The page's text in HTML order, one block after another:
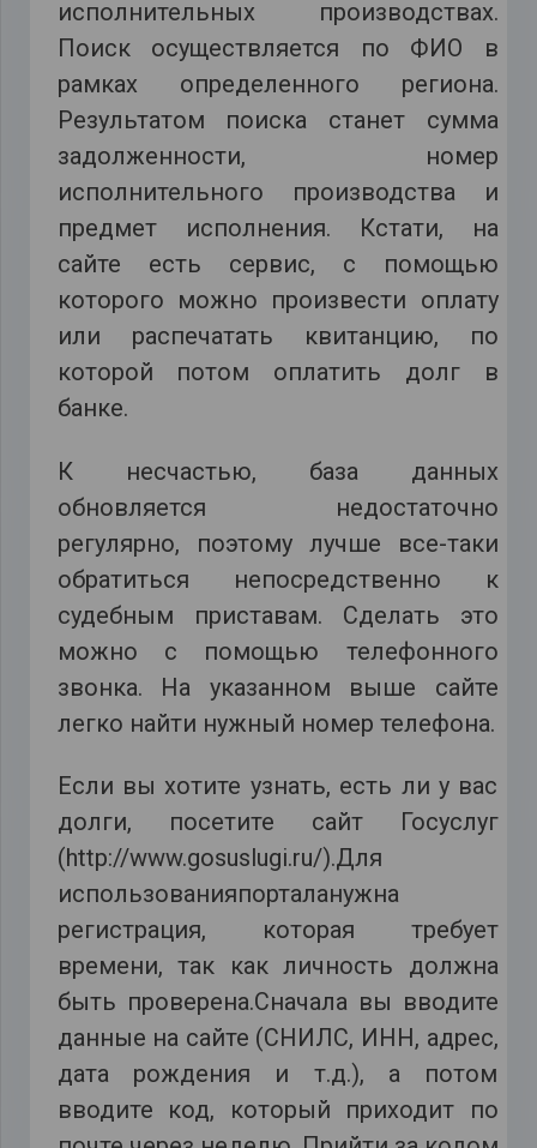
исполнительных производствах.
Поиск осуществляется по ФИО в
рамках определенного региона.
Результатом поиска станет сумма
задолженности, номер
исполнительного производства и
предмет исполнения. Кстати, на
сайте есть сервис, с помощью
которого можно произвести оплату
или распечатать квитанцию, по
которой потом оплатить долг в
банке.
К несчастью, база данных
обновляется недостаточно
регулярно, поэтому лучше все-таки
обратиться непосредственно к
судебным приставам. Сделать это
можно с помощью телефонного
звонка. На указанном выше сайте
легко найти нужный номер телефона.
Если вы хотите узнать, есть ли у вас
долги, посетите сайт Госуслуг
(http://www.gosuslugi.ru/).Для
использованияпорталанужна
регистрация, которая требует
времени, так как личность должна
быть проверена.Сначала вы вводите
данные на сайте (СНИЛС, ИНН, адрес,
дата рождения и т.д.), а потом
вводите код, который приходит по